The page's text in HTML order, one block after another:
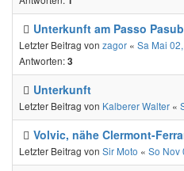
Unterkunft am Passo
Letzter Beitrag von zagor « Sa Mai
Antworten:3
Unterkunft
Letzter Beitrag von Kalberer Walter «
Volvic, nähe Clermont-
Letzter Beitrag von Sir Moto « So Nov